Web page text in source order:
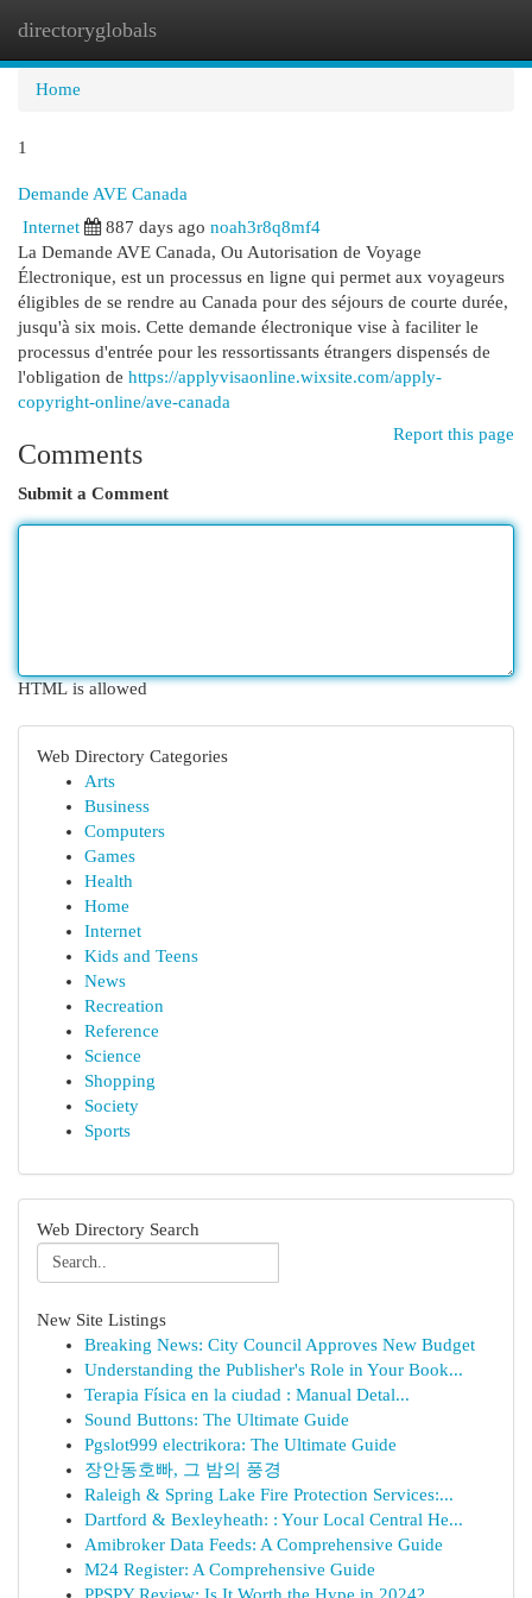
directoryglobals
Home
1
Demande AVE Canada
Internet
887 days ago noah3r8q8mf4
La Demande AVE Canada, Ou Autorisation de Voyage
Électronique, est un processus en ligne qui permet aux voyageurs
éligibles de se rendre au Canada pour des séjours de courte durée,
jusqu'à six mois. Cette demande électronique vise à faciliter le
processus d'entrée pour les ressortissants étrangers dispensés de
l'obligation de https://applyvisaonline.wixsite.com/apply-
copyright-online/ave-canada
Report this page
Comments
Submit a Comment
HTML is allowed
Web Directory Categories
Arts
Business
Computers
Games
Health
Home
Internet
Kids and Teens
News
Recreation
Reference
Science
Shopping
Society
Sports
Web Directory Search
New Site Listings
Breaking News: City Council Approves New Budget
Understanding the Publisher's Role in Your Book...
Terapia Física en la ciudad : Manual Detal...
Sound Buttons: The Ultimate Guide
Pgslot999 electrikora: The Ultimate Guide
장안동호빠, 그 밤의 풍경
Raleigh & Spring Lake Fire Protection Services:...
Dartford & Bexleyheath: : Your Local Central He...
Amibroker Data Feeds: A Comprehensive Guide
M24 Register: A Comprehensive Guide